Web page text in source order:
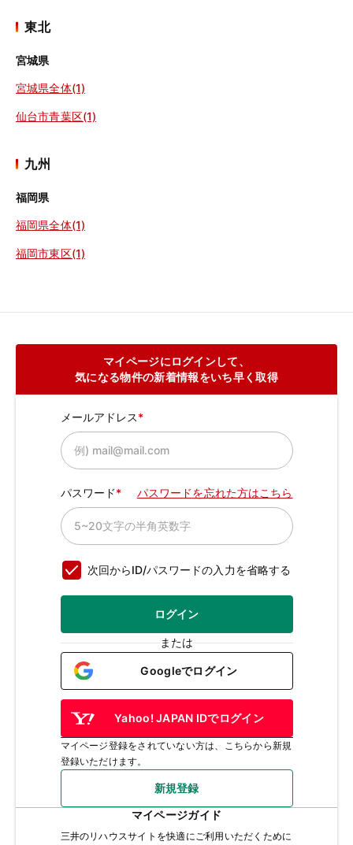
東北
宮城県
宮城県全体(1)
仙台市青葉区(1)
九州
福岡県
福岡県全体(1)
福岡市東区(1)
マイページにログインして、
気になる物件の新着情報をいち早く取得
メールアドレス
パスワード パスワードを忘れた方はこちら
次回からID/パスワードの入力を省略する
ログイン
または
Googleでログイン
Yahoo! JAPAN IDでログイン
マイページ登録をされていない方は、こちらから新規
登録いただけます。
新規登録
マイページガイド
三井のリハウスサイトを快適にご利用いただくために